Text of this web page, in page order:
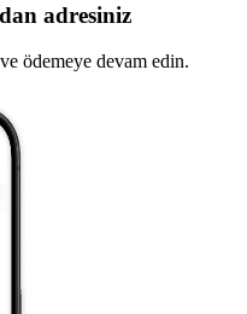
adresiniz
ödemeye devam edin.